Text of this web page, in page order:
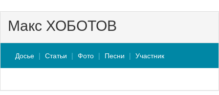
Макс ХОБОТОВ
Досье Статьи Фото Песни Участник